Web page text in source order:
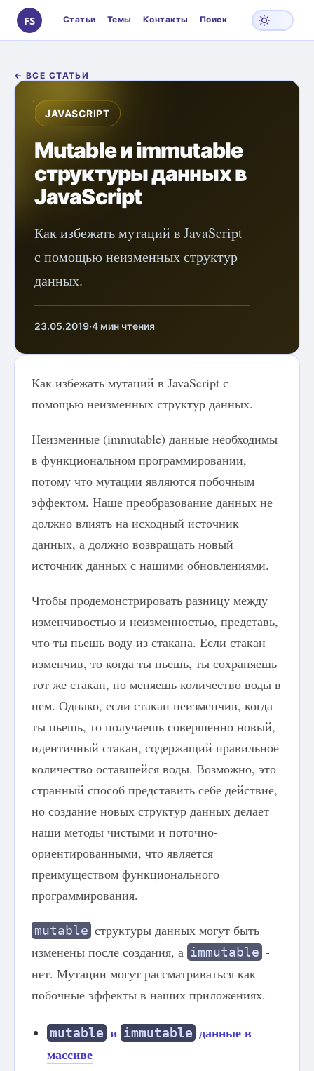
Статьи Темы Контакты Поиск
← ВСЕ СТАТЬИ
JAVASCRIPT
Mutable и immutable
структуры данных в
JavaScript
Как избежать мутаций в JavaScript
с помощью неизменных структур
данных.
23.05.2019·4 мин чтения
Как избежать мутаций в JavaScript с
помощью неизменных структур данных.
Неизменные (immutable) данные необходимы
в функциональном программировании,
потому что мутации являются побочным
эффектом. Наше преобразование данных не
должно влиять на исходный источник
данных, а должно возвращать новый
источник данных с нашими обновлениями.
Чтобы продемонстрировать разницу между
изменчивостью и неизменностью, представь,
что ты пьешь воду из стакана. Если стакан
изменчив, то когда ты пьешь, ты сохраняешь
тот же стакан, но меняешь количество воды в
нем. Однако, если стакан неизменчив, когда
ты пьешь, то получаешь совершенно новый,
идентичный стакан, содержащий правильное
количество оставшейся воды. Возможно, это
странный способ представить себе действие,
но создание новых структур данных делает
наши методы чистыми и поточно-
ориентированными, что является
преимуществом функционального
программирования.
mutable структуры данных могут быть
изменены после создания, а immutable -
нет. Мутации могут рассматриваться как
побочные эффекты в наших приложениях.
mutable и immutable данные в
массиве